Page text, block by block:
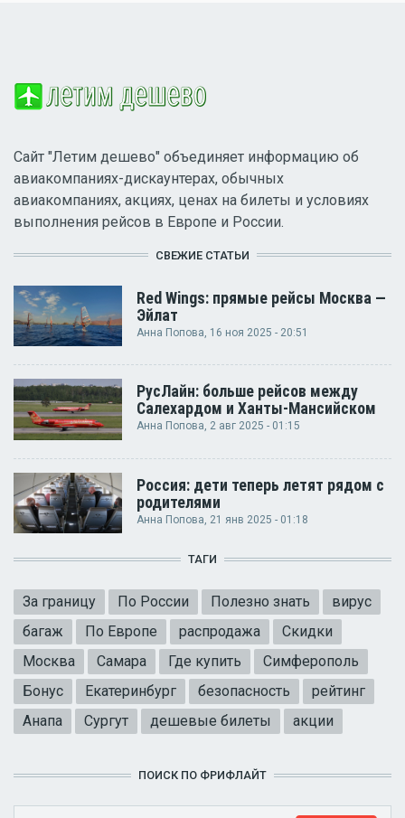
Сайт "Летим дешево" объединяет информацию об
авиакомпаниях-дискаунтерах, обычных
авиакомпаниях, акциях, ценах на билеты и условиях
выполнения рейсов в Европе и России.
СВЕЖИЕ СТАТЬИ
Red Wings: прямые рейсы Москва —
Эйлат
Анна Попова , 16 ноя 2025 - 20:51
РусЛайн: больше рейсов между
Салехардом и Ханты-Мансийском
Анна Попова, 2 авг 2025 - 01:15
Россия: дети теперь летят рядом с
родителями
Анна Попова , 21 янв 2025 - 01:18
ТАГИ
За границу По России Полезно знать
вирус
багаж
По Европе распродажа
Скидки
Москва
Самара Где купить
Симферополь
Бонус
Екатеринбург безопасность
рейтинг
Анапа
Сургут дешевые билеты акции
ПОИСК ПО ФРИФЛАЙТ